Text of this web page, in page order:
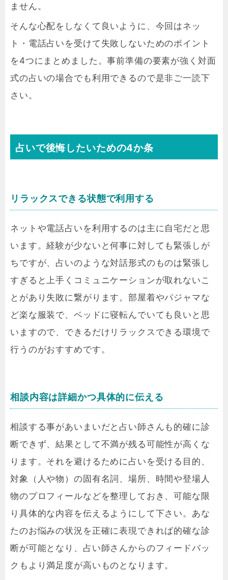
ません。
そんな心配をしなくて良いように、今回はネッ
ト・電話占いを受けて失敗しないためのポイント
を4つにまとめました。事前準備の要素が強く対面
式の占いの場合でも利用できるので是非ご一読下
さい。
占いで後悔したいための4か条
リラックスできる状態で利用する
ネットや電話占いを利用するのは主に自宅だと思
います。経験が少ないと何事に対しても緊張しが
ちですが、占いのような対話形式のものは緊張し
すぎると上手くコミュニケーションが取れないこ
とがあり失敗に繋がります。部屋着やパジャマな
ど楽な服装で、ベッドに寝転んでいても良いと思
いますので、できるだけリラックスできる環境で
行うのがおすすめです。
相談内容は詳細かつ具体的に伝える
相談する事があいまいだと占い師さんも的確に診
断できず、結果として不満が残る可能性が高くな
ります。それを避けるために占いを受ける目的、
対象（人や物）の固有名詞、場所、時間や登場人
物のプロフィールなどを整理しておき、可能な限
り具体的な内容を伝えるようにして下さい。あな
たのお悩みの状況を正確に表現できれば的確な診
断が可能となり、占い師さんからのフィードバッ
クもより満足度が高いものとなります。